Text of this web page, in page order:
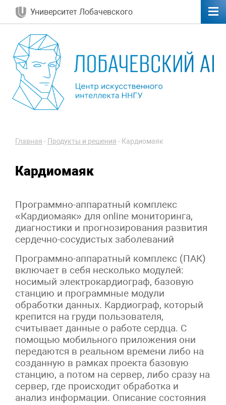
Университет Лобачевского
Главная - Продукты и решения - Кардиомаяк
Кардиомаяк
Программно-аппаратный комплекс
«Кардиомаяк» для online мониторинга,
диагностики и прогнозирования развития
сердечно-сосудистых заболеваний
Программно-аппаратный комплекс (ПАК)
включает в себя несколько модулей:
носимый электрокардиограф, базовую
станцию и программные модули
обработки данных. Кардиограф, который
крепится на груди пользователя,
считывает данные о работе сердца. С
помощью мобильного приложения они
передаются в реальном времени либо на
созданную в рамках проекта базовую
станцию, а потом на сервер, либо сразу на
сервер, где происходит обработка и
анализ информации. Описание состояния